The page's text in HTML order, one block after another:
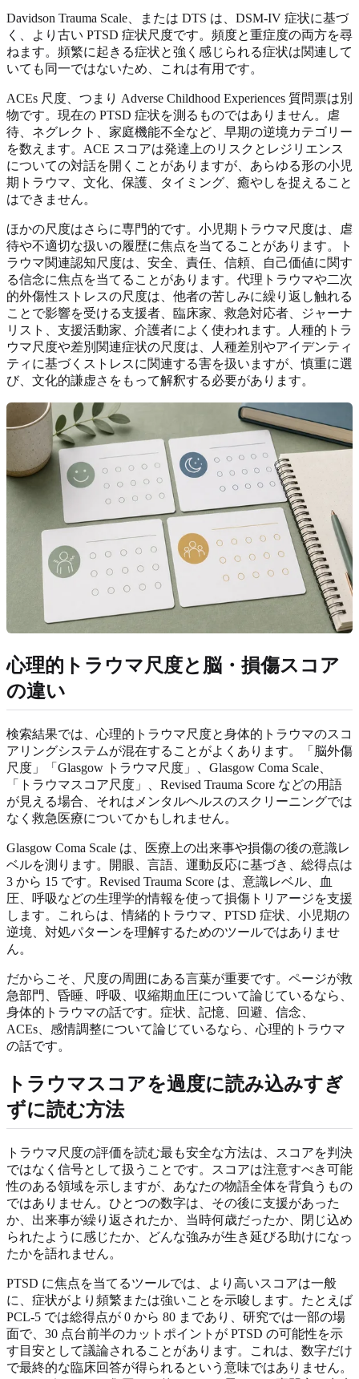
Davidson Trauma Scale、または DTS は、DSM-IV 症状に基づ
く、より古い PTSD 症状尺度です。頻度と重症度の両方を尋
ねます。頻繁に起きる症状と強く感じられる症状は関連して
いても同一ではないため、これは有用です。
ACEs 尺度、つまり Adverse Childhood Experiences 質問票は別
物です。現在の PTSD 症状を測るものではありません。虐
待、ネグレクト、家庭機能不全など、早期の逆境カテゴリー
を数えます。ACE スコアは発達上のリスクとレジリエンス
についての対話を開くことがありますが、あらゆる形の小児
期トラウマ、文化、保護、タイミング、癒やしを捉えること
はできません。
ほかの尺度はさらに専門的です。小児期トラウマ尺度は、虐
待や不適切な扱いの履歴に焦点を当てることがあります。ト
ラウマ関連認知尺度は、安全、責任、信頼、自己価値に関す
る信念に焦点を当てることがあります。代理トラウマや二次
的外傷性ストレスの尺度は、他者の苦しみに繰り返し触れる
ことで影響を受ける支援者、臨床家、救急対応者、ジャーナ
リスト、支援活動家、介護者によく使われます。人種的トラ
ウマ尺度や差別関連症状の尺度は、人種差別やアイデンティ
ティに基づくストレスに関連する害を扱いますが、慎重に選
び、文化的謙虚さをもって解釈する必要があります。
心理的トラウマ尺度と脳・損傷スコア
の違い
検索結果では、心理的トラウマ尺度と身体的トラウマのスコ
アリングシステムが混在することがよくあります。「脳外傷
尺度」「Glasgow トラウマ尺度」、Glasgow Coma Scale、
「トラウマスコア尺度」、Revised Trauma Score などの用語
が見える場合、それはメンタルヘルスのスクリーニングでは
なく救急医療についてかもしれません。
Glasgow Coma Scale は、医療上の出来事や損傷の後の意識レ
ベルを測ります。開眼、言語、運動反応に基づき、総得点は
3 から 15 です。Revised Trauma Score は、意識レベル、血
圧、呼吸などの生理学的情報を使って損傷トリアージを支援
します。これらは、情緒的トラウマ、PTSD 症状、小児期の
逆境、対処パターンを理解するためのツールではありませ
ん。
だからこそ、尺度の周囲にある言葉が重要です。ページが救
急部門、昏睡、呼吸、収縮期血圧について論じているなら、
身体的トラウマの話です。症状、記憶、回避、信念、
ACEs、感情調整について論じているなら、心理的トラウマ
の話です。
トラウマスコアを過度に読み込みすぎ
ずに読む方法
トラウマ尺度の評価を読む最も安全な方法は、スコアを判決
ではなく信号として扱うことです。スコアは注意すべき可能
性のある領域を示しますが、あなたの物語全体を背負うもの
ではありません。ひとつの数字は、その後に支援があった
か、出来事が繰り返されたか、当時何歳だったか、閉じ込め
られたように感じたか、どんな強みが生き延びる助けになっ
たかを語れません。
PTSD に焦点を当てるツールでは、より高いスコアは一般
に、症状がより頻繁または強いことを示唆します。たとえば
PCL-5 では総得点が 0 から 80 まであり、研究では一部の場
面で、30 点台前半のカットポイントが PTSD の可能性を示
す目安として議論されることがあります。これは、数字だけ
で最終的な臨床回答が得られるという意味ではありません。